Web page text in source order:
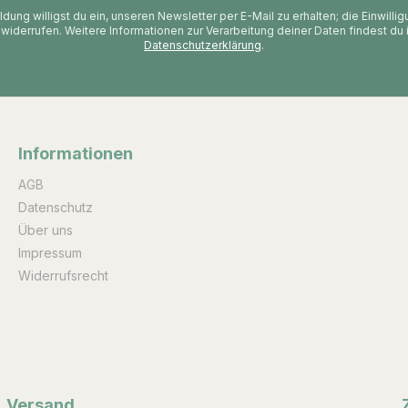
willigst du ein, unseren Newsletter per E-Mail zu erhalten; die
Weitere Informationen zur Verarbeitung deiner Daten findest du
Datenschutzerklärung.
Informationen
AGB
Datenschutz
Über uns
Impressum
Widerrufsrecht